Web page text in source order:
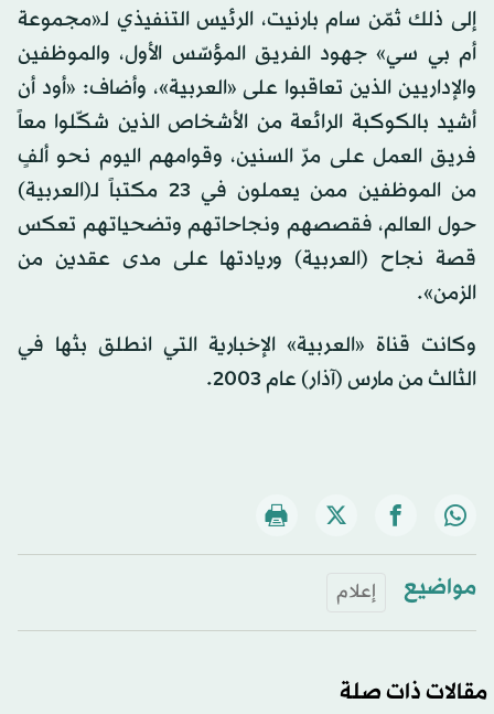
إلى ذلك ثمّن سام بارنيت، الرئيس التنفيذي لـ«مجموعة
أم بي سي» جهود الفريق المؤسّس الأول، والموظفين
والإداريين الذين تعاقبوا على «العربية»، وأضاف: «أود أن
أشيد بالكوكبة الرائعة من الأشخاص الذين شكّلوا معاً
فريق العمل على مرّ السنين، وقوامهم اليوم نحو ألفٍ
من الموظفين ممن يعملون في 23 مكتباً لـ(العربية)
حول العالم، فقصصهم ونجاحاتهم وتضحياتهم تعكس
قصة نجاح (العربية) وريادتها على مدى عقدين من
الزمن».
وكانت قناة «العربية» الإخبارية التي انطلق بثها في
الثالث من مارس (آذار) عام 2003.
مواضيع إعلام
مقالات ذات صلة